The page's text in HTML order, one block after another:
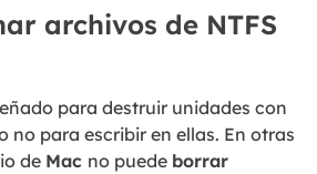
archivos de NTFS
para destruir unidades con
no para escribir en ellas. En otras
de Mac no puede borrar